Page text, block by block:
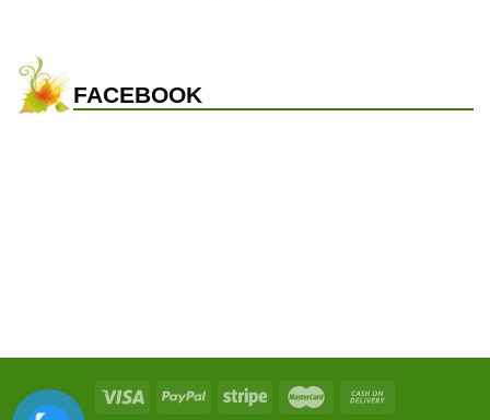
FACEBOOK